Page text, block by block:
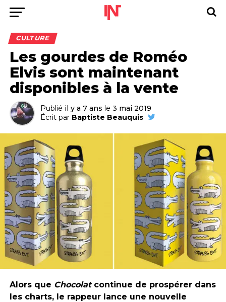
CULTURE
Les gourdes de Roméo
Elvis sont maintenant
disponibles à la vente
Publié il y a 7 ans le 3 mai 2019
Écrit par Baptiste Beauquis
Alors que Chocolat continue de prospérer dans
les charts, le rappeur lance une nouvelle